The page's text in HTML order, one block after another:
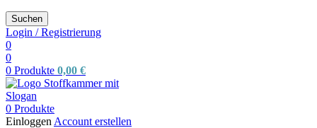
Suchen
Login / Registrierung
0
0
0 Produkte 0,00 €
0 Produkte
Einloggen Account erstellen